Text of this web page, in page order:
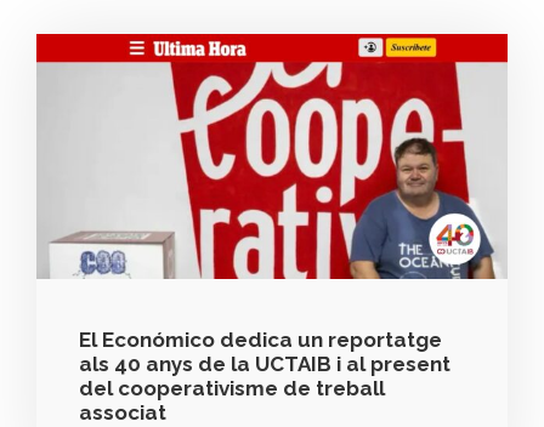
El Económico dedica un reportatge
als 40 anys de la UCTAIB i al present
del cooperativisme de treball
associat